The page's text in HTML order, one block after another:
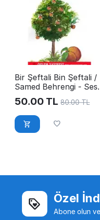
Bir Şeftali Bin Şeftali /
Samed Behrengi -
Kitap
50.00 TL 80.00 TL
Özel
Abone olun